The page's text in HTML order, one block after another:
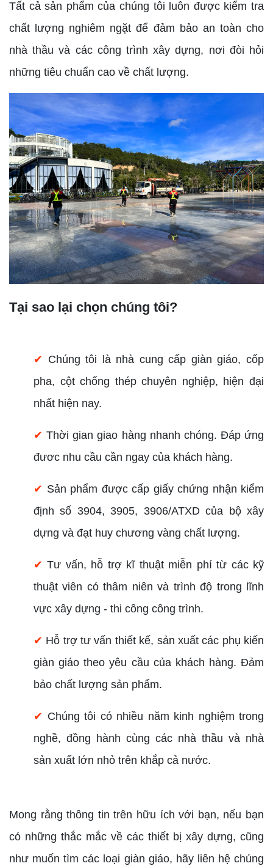
Tất cả sản phẩm của chúng tôi luôn được kiểm tra
chất lượng nghiêm ngặt để đảm bảo an toàn cho
nhà thầu và các công trình xây dựng, nơi đòi hỏi
những tiêu chuẩn cao về chất lượng.
Tại sao lại chọn chúng tôi?
✔ Chúng tôi là nhà cung cấp giàn giáo, cốp
pha, cột chống thép chuyên nghiệp, hiện đại
nhất hiện nay.
✔Thời gian giao hàng nhanh chóng. Đáp ứng
đươc nhu cầu cần ngay của khách hàng.
✔ Sản phẩm được cấp giấy chứng nhận kiểm
định số 3904, 3905, 3906/ATXD của bộ xây
dựng và đạt huy chương vàng chất lượng.
✔Tư vấn, hỗ trợ kĩ thuật miễn phí từ các kỹ
thuật viên có thâm niên và trình độ trong lĩnh
vực xây dựng - thi công công trình.
✔ Hỗ trợ tư vấn thiết kế, sản xuất các phụ kiến
giàn giáo theo yêu cầu của khách hàng. Đảm
bảo chất lượng sản phẩm.
✔ Chúng tôi có nhiều năm kinh nghiệm trong
nghề, đồng hành cùng các nhà thầu và nhà
sản xuất lớn nhỏ trên khắp cả nước.
Mong rằng thông tin trên hữu ích với bạn, nếu bạn
có những thắc mắc về các thiết bị xây dựng, cũng
như muốn tìm các loại giàn giáo, hãy liên hệ chúng